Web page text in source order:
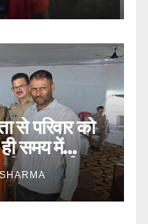
से परिवार को
समय में
सुपुर्द